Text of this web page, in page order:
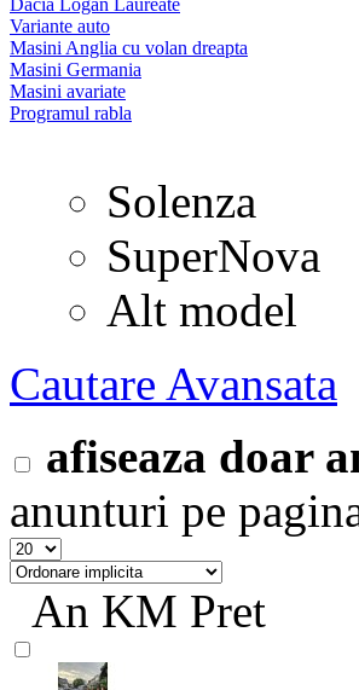
Variante auto
Masini Anglia cu volan dreapta
Masini Germania
Masini avariate
Programul rabla
Solenza
SuperNova
Alt model
Cautare Avansata
afiseaza doar
anunturi pe
An KM Pret